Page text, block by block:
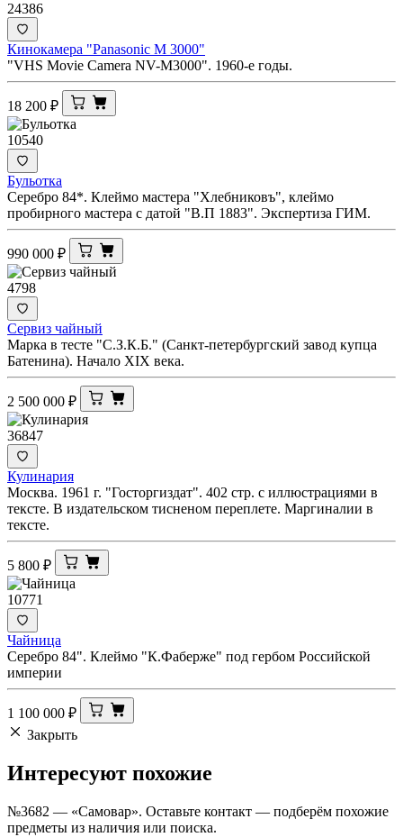
24386
Кинокамера "Panasonic M 3000"
"VHS Movie Camera NV-M3000". 1960-е годы.
18 200 ₽
10540
Бульотка
Серебро 84*. Клеймо мастера "Хлебниковъ", клеймо
пробирного мастера с датой "В.П 1883". Экспертиза ГИМ.
990 000 ₽
4798
Сервиз чайный
Марка в тесте "С.З.К.Б." (Санкт-петербургский завод купца
Батенина). Начало XIX века.
2 500 000 ₽
36847
Кулинария
Москва. 1961 г. "Госторгиздат". 402 стр. с иллюстрациями в
тексте. В издательском тисненом переплете. Маргиналии в
тексте.
5 800 ₽
10771
Чайница
Серебро 84". Клеймо "К.Фаберже" под гербом Российской
империи
1 100 000 ₽
Закрыть
Интересуют похожие
№3682 — «Самовар». Оставьте контакт — подберём похожие
предметы из наличия или поиска.